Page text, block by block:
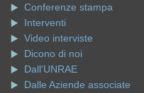
Conferenze stampa
Interventi
Video interviste
Dicono di noi
Dall'UNRAE
Dalle Aziende associate